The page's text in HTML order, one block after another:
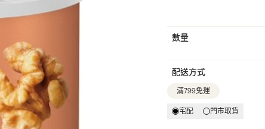
數量
配送方式
滿799免運
宅配 門市取貨